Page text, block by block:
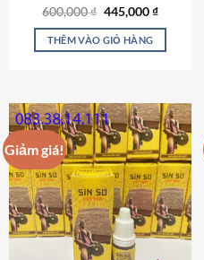
Được xếp
hạng5.00
5 sao
600,000₫ Giá
là:
600,000 ₫.
445,000₫Giá
tại
THÊM VÀO GIỎ HÀNG
Giảm giá!